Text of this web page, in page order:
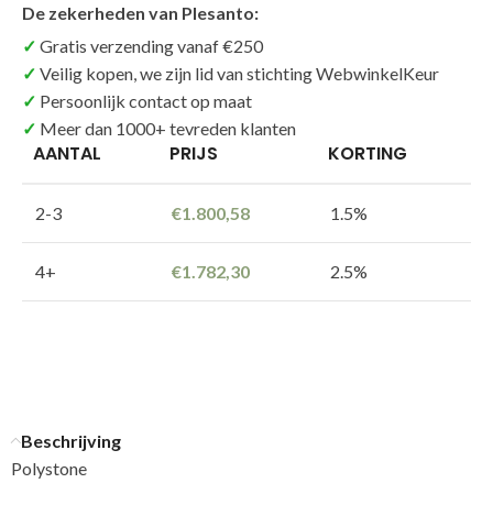
De zekerheden van Plesanto:
Gratis verzending vanaf €250
Veilig kopen, we zijn lid van stichting WebwinkelKeur
Persoonlijk contact op maat
Meer dan 1000+ tevreden klanten
AANTAL PRIJS KORTING
2-3 €1.800,58 1.5%
4+ €1.782,30 2.5%
Beschrijving
Polystone